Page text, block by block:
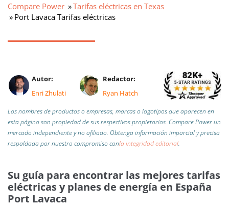
Compare Power
Tarifas eléctricas en Texas
Port Lavaca Tarifas eléctricas
Autor:
Enri Zhulati
Redactor:
Ryan Hatch
Los nombres de productos o empresas, marcas o logotipos que aparecen en
esta página son propiedad de sus respectivos propietarios. Compare Power un
mercado independiente y no afiliado. Obtenga información imparcial y precisa
respaldada por nuestro compromiso conla integridad editorial.
Su guía para encontrar las mejores tarifas
eléctricas y planes de energía en España
Port Lavaca